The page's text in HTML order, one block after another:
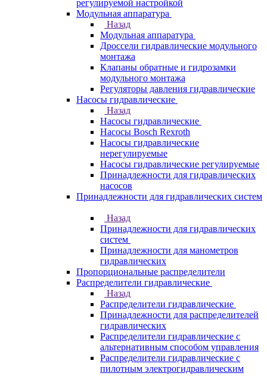
регулируемой настройкой
Модульная аппаратура
Назад
Модульная аппаратура
Дроссели гидравлические модульного
монтажа
Клапаны обратные и гидрозамки
модульного монтажа
Регуляторы давления гидравлические
Насосы гидравлические
Назад
Насосы гидравлические
Насосы Bosch Rexroth
Насосы гидравлические
нерегулируемые
Насосы гидравлические регулируемые
Принадлежности для гидравлических
насосов
Принадлежности для гидравлических систем
Назад
Принадлежности для гидравлических
систем
Принадлежности для манометров
гидравлических
Пропорциональные распределители
Распределители гидравлические
Назад
Распределители гидравлические
Принадлежности для распределителей
гидравлических
Распределители гидравлические с
альтернативным способом управления
Распределители гидравлические с
пилотным электрогидравлическим